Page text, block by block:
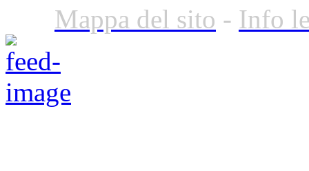
Mappa del sito - Info